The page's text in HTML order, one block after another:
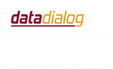
Zum